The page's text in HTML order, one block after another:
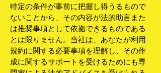
特定の条件が事前に把握し得うるもので
ないことから、その内容が法的助言また
は推奨事項として依拠できるものである
とは限りません。当社は、あなたが利用
規約に関する必要事項を理解し、その作
成に関するサポートを受けるためにも専